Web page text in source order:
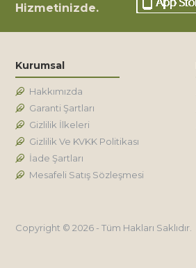
Hizmetinizde.
Kurumsal
Hakkımızda
Garanti Şartları
Gizlilik İlkeleri
Gizlilik Ve KVKK Politikası
İade Şartları
Mesafeli Satış Sözleşmesi
Copyright © 2026 - Tüm Hakları Saklıdır.